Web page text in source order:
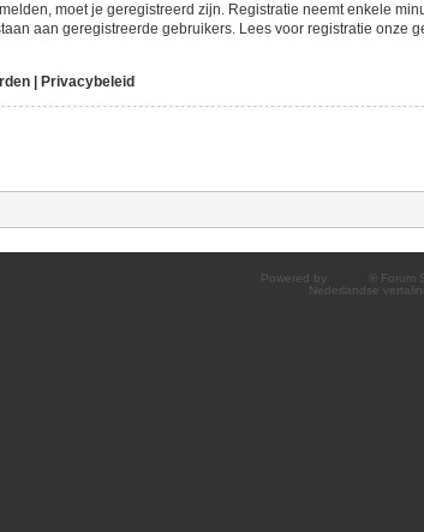
moet je geregistreerd zijn. Registratie neemt enkele
aan geregistreerde gebruikers. Lees voor registratie
| Privacybeleid
Powered by
® Forum
Nederlandse